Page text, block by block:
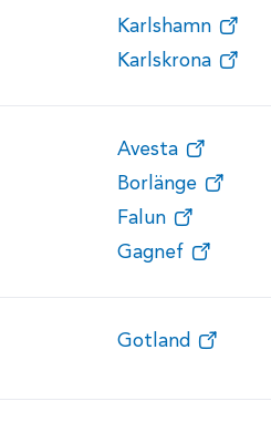
Karlshamn
Karlskrona
Avesta
Borlänge
Falun
Gagnef
Gotland